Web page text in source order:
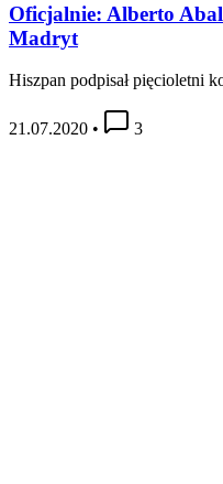
Oficjalnie: Alberto
Madryt
Hiszpan podpisał pięcioletni
21.07.2020 • 3